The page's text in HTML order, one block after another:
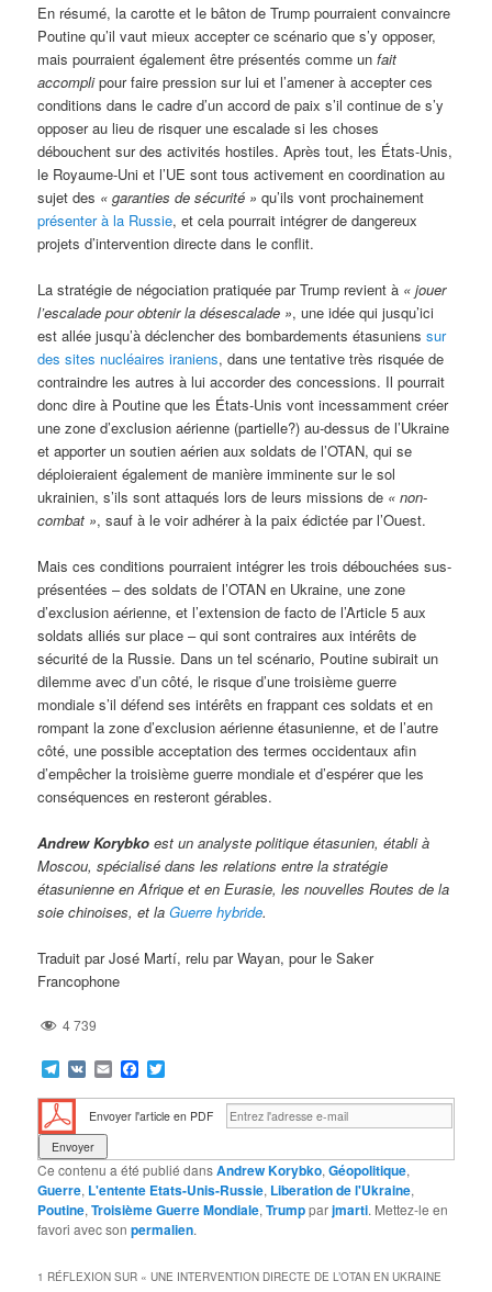
En résumé, la carotte et le bâton de Trump pourraient convaincre
Poutine qu’il vaut mieux accepter ce scénario que s’y opposer,
mais pourraient également être présentés comme unfait
accomplipour faire pression sur lui et l’amener à accepter ces
conditions dans le cadre d’un accord de paix s’il continue de s’y
opposer au lieu de risquer une escalade si les choses
débouchent sur des activités hostiles. Après tout, les États-Unis,
le Royaume-Uni et l’UE sont tous activement en coordination au
sujet des « garanties de sécurité » qu’ils vont prochainement
présenter à la Russie, et cela pourrait intégrer de dangereux
projets d’intervention directe dans le conflit.
La stratégie de négociation pratiquée par Trump revient à « jouer
l’escalade pour obtenir la désescalade », une idée qui jusqu’ici
est allée jusqu’à déclencher des bombardements étasunienssur
des sites nucléaires iraniens, dans une tentative très risquée de
contraindre les autres à lui accorder des concessions. Il pourrait
donc dire à Poutine que les États-Unis vont incessamment créer
une zone d’exclusion aérienne (partielle?) au-dessus de l’Ukraine
et apporter un soutien aérien aux soldats de l’OTAN, qui se
déploieraient également de manière imminente sur le sol
ukrainien, s’ils sont attaqués lors de leurs missions de « non-
combat », sauf à le voir adhérer à la paix édictée par l’Ouest.
Mais ces conditions pourraient intégrer les trois débouchées sus-
présentées – des soldats de l’OTAN en Ukraine, une zone
d’exclusion aérienne, et l’extension de facto de l’Article 5 aux
soldats alliés sur place – qui sont contraires aux intérêts de
sécurité de la Russie. Dans un tel scénario, Poutine subirait un
dilemme avec d’un côté, le risque d’une troisième guerre
mondiale s’il défend ses intérêts en frappant ces soldats et en
rompant la zone d’exclusion aérienne étasunienne, et de l’autre
côté, une possible acceptation des termes occidentaux afin
d’empêcher la troisième guerre mondiale et d’espérer que les
conséquences en resteront gérables.
Andrew Korybko est un analyste politique étasunien, établi à
Moscou, spécialisé dans les relations entre la stratégie
étasunienne en Afrique et en Eurasie, les nouvelles Routes de la
soie chinoises, et laGuerre hybride.
Traduit par José Martí, relu par Wayan, pour le Saker
Francophone
4 739
Telegram
VK EmailFacebook
Envoyer l'article en PDF
Ce contenu a été publié dansAndrew Korybko,Géopolitique,
Guerre, L'entente Etats-Unis-Russie, Liberation de l'Ukraine,
Poutine,Troisième Guerre Mondiale,Trumpparjmarti. Mettez-le en
favori avec sonpermalien.
1 RÉFLEXION SUR «UNE INTERVENTION DIRECTE DE L’OTAN EN UKRAINE